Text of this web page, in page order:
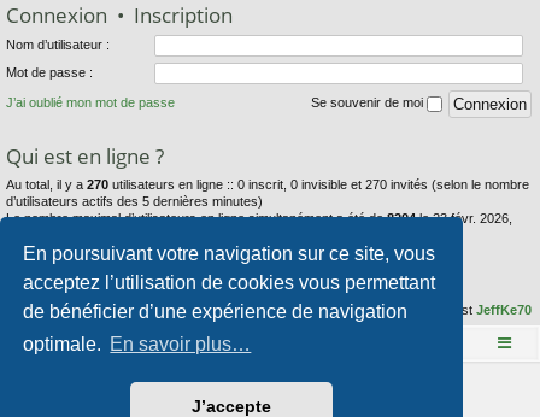
En poursuivant votre navigation sur ce site, vous
acceptez l’utilisation de cookies vous permettant
de bénéficier d’une expérience de navigation
optimale. En savoir plus…
J’accepte
Connexion • Inscription
Nom d’utilisateur :
Mot de passe :
J’ai oublié mon mot de passe Se souvenir de moi
Qui est en ligne ?
Au total, il y a 270 utilisateurs en ligne :: 0 inscrit, 0 invisible et 270 invités (selon le nombre
d’utilisateurs actifs des 5 dernières minutes)
Le nombre maximal d’utilisateurs en ligne simultanément a été de8204le 23 févr. 2026,
Statistiques
34071messages •2969 sujets •70membres • Notre membre le plus récent est JeffKe70
Le site Mange des fleurs Accueil du forum
Développé parphpBB® Forum Software © phpBB Limited
Style parArty- phpBB 3.3 par MrGaby